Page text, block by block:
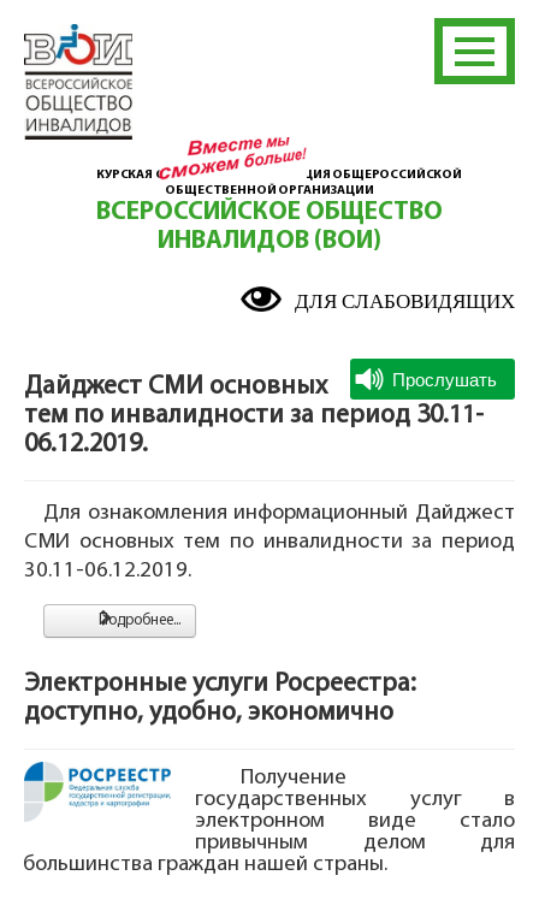
КУРСКАЯ ОБЛАСТНАЯ ОРГАНИЗАЦИЯ ОБЩЕРОССИЙСКОЙ
ОБЩЕСТВЕННОЙ ОРГАНИЗАЦИИ
ВСЕРОССИЙСКОЕ ОБЩЕСТВО
ИНВАЛИДОВ (ВОИ)
ДЛЯ СЛАБОВИДЯЩИХ
Дайджест СМИ основных
тем по инвалидности за период 30.11-
06.12.2019.
Для ознакомления информационный Дайджест
СМИ основных тем по инвалидности за период
30.11-06.12.2019.
Подробнее...
Электронные услуги Росреестра:
доступно, удобно, экономично
Получение
государственных услуг в
электронном виде стало
привычным делом для
большинства граждан нашей страны.